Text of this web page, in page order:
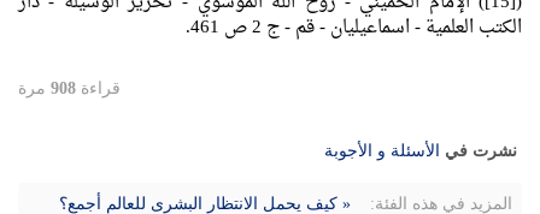
الكتب العلمية - اسماعيليان - قم - ج 2 ص 461.
قراءة 908 مرة
نشرت في الأسئلة و الأجوبة
المزيد في هذه الفئة:
« كيف يحمل الانتظار البشرى للعالم أجمع؟